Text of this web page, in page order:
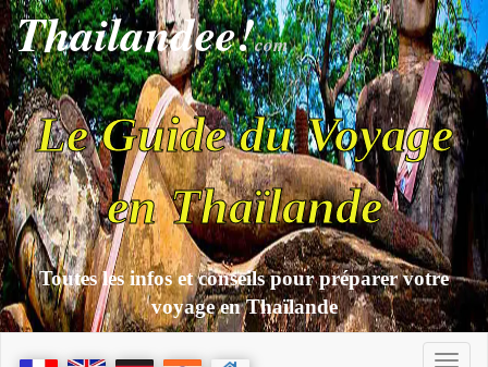
Thailandee!com
Le Guide du Voyage
en Thaïlande
Toutes les infos et conseils pour préparer votre
voyage en Thaïlande